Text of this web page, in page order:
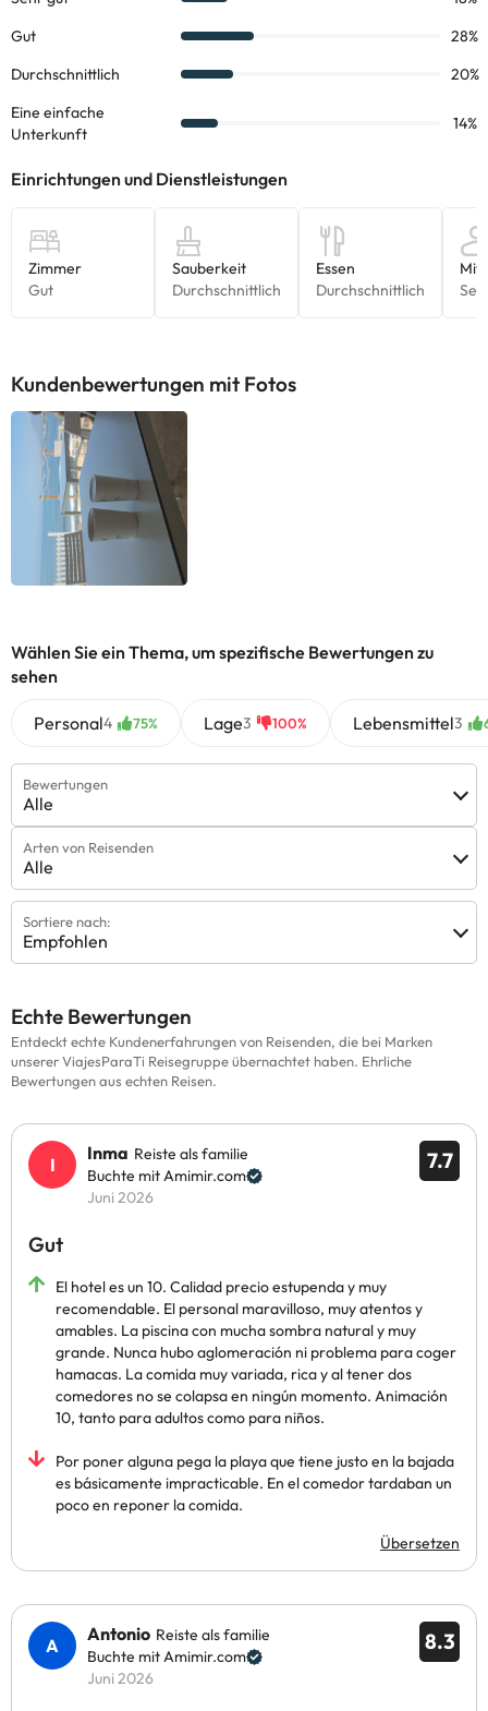
erfragen. Alle Informationen auf dieser Seite können von der
Unterkunft geändert werden. Wenn ihr Fragen habt, kontaktiert
uns.
Kundenbewertungen mit Fotos
Wählen Sie ein Thema, um spezifische Bewertungen zu
sehen
Personal4 75% Lage3 100% Lebensmittel3
Bewertungen
Alle
Arten von Reisenden
Alle
Sortiere nach:
Empfohlen
Echte Bewertungen
Entdeckt echte Kundenerfahrungen von Reisenden, die bei Marken
unserer ViajesParaTi Reisegruppe übernachtet haben. Ehrliche
Bewertungen aus echten Reisen.
7.7
Inma Reiste als familie
Buchte mit Amimir.com
Juni 2026
Gut
El hotel es un 10. Calidad precio estupenda y muy
recomendable. El personal maravilloso, muy atentos y
amables. La piscina con mucha sombra natural y muy
grande. Nunca hubo aglomeración ni problema para coger
hamacas. La comida muy variada, rica y al tener dos
comedores no se colapsa en ningún momento. Animación
10, tanto para adultos como para niños.
Por poner alguna pega la playa que tiene justo en la bajada
es básicamente impracticable. En el comedor tardaban un
poco en reponer la comida.
Übersetzen
8.3
Antonio Reiste als familie
Buchte mit Amimir.com
Juni 2026